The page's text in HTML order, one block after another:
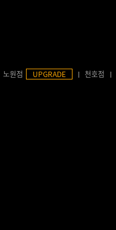
노원점 UPGRADE 천호점